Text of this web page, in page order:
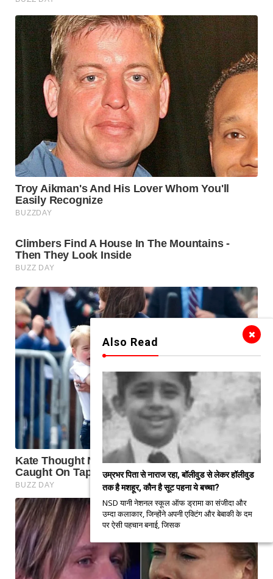
Also Read
उम्रभर पिता से नाराज रहा, बॉलीवुड से लेकर हॉलीवुड
तक है मशहूर, कौन है सूट पहना ये बच्चा?
NSD यानी नेशनल स्कूल ऑफ ड्रामा का संजीदा और
उम्दा कलाकार, जिन्होंने अपनी एक्टिंग और बेबाकी के दम
पर ऐसी पहचान बनाई, जिसक